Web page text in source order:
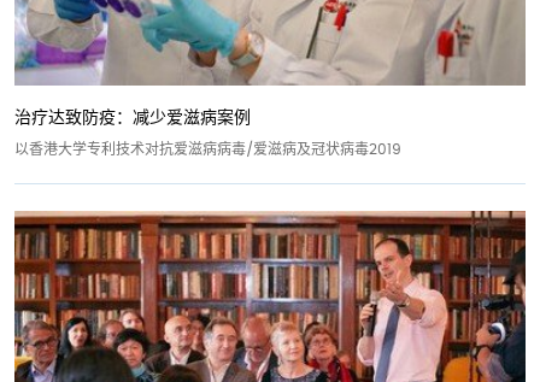
治疗达致防疫：减少爱滋病案例
以香港大学专利技术对抗爱滋病病毒/爱滋病及冠状病毒2019